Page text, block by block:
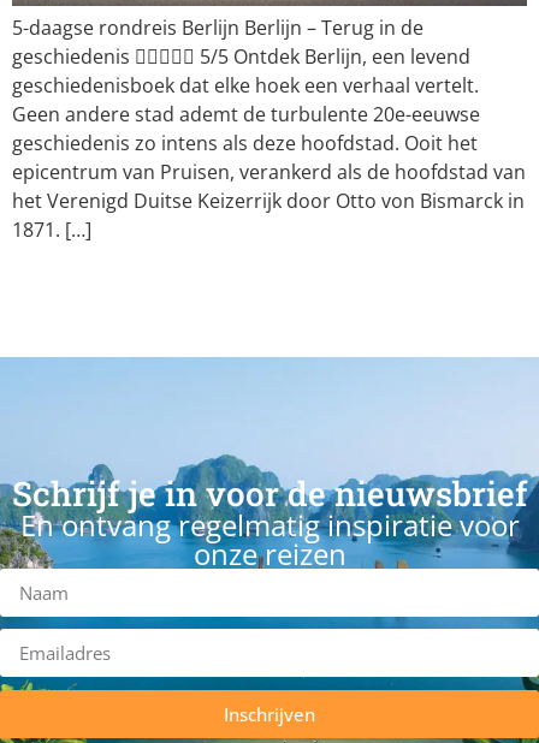
5-daagse rondreis Berlijn Berlijn – Terug in de
geschiedenis  5/5 Ontdek Berlijn, een levend
geschiedenisboek dat elke hoek een verhaal vertelt.
Geen andere stad ademt de turbulente 20e-eeuwse
geschiedenis zo intens als deze hoofdstad. Ooit het
epicentrum van Pruisen, verankerd als de hoofdstad van
het Verenigd Duitse Keizerrijk door Otto von Bismarck in
1871. […]
Schrijf je in voor de nieuwsbrief
En ontvang regelmatig inspiratie voor
onze reizen
Inschrijven